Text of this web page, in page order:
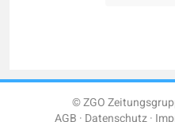
© ZGO
AGB Datenschutz